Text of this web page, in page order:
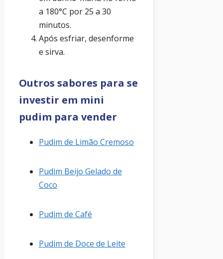
a 180°C por 25 a 30
minutos.
Após esfriar, desenforme
e sirva.
Outros sabores para se
investir em mini
pudim para vender
Pudim de Limão Cremoso
Pudim Beijo Gelado de
Coco
Pudim de Café
Pudim de Doce de Leite